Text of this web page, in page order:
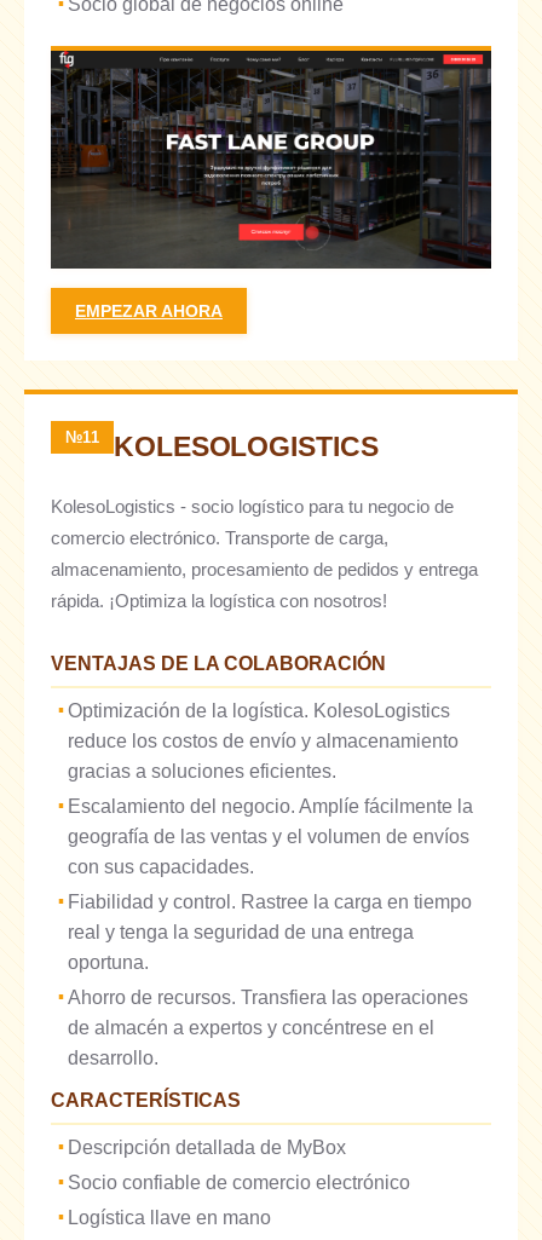
Socio global de negocios online
EMPEZAR AHORA
№11 KOLESOLOGISTICS
KolesoLogistics - socio logístico para tu negocio de
comercio electrónico. Transporte de carga,
almacenamiento, procesamiento de pedidos y entrega
rápida. ¡Optimiza la logística con nosotros!
VENTAJAS DE LA COLABORACIÓN
Optimización de la logística. KolesoLogistics
reduce los costos de envío y almacenamiento
gracias a soluciones eficientes.
Escalamiento del negocio. Amplíe fácilmente la
geografía de las ventas y el volumen de envíos
con sus capacidades.
Fiabilidad y control. Rastree la carga en tiempo
real y tenga la seguridad de una entrega
oportuna.
Ahorro de recursos. Transfiera las operaciones
de almacén a expertos y concéntrese en el
desarrollo.
CARACTERÍSTICAS
Descripción detallada de MyBox
Socio confiable de comercio electrónico
Logística llave en mano